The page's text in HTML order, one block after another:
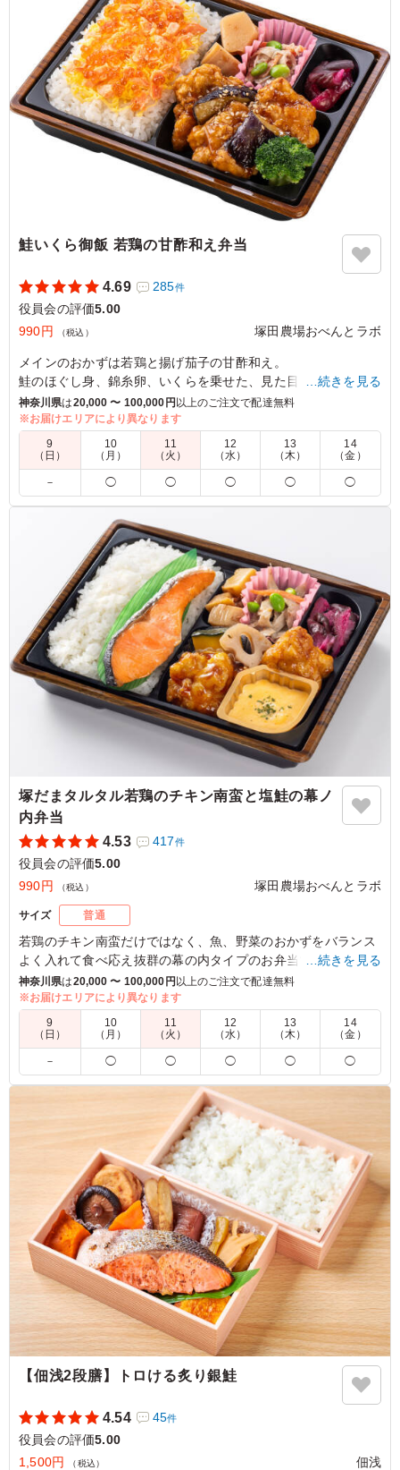
に、みなさん喜んでいました。 また食べたい！という気
持ちになるお弁当です！
ご利用シーン：会議・セミナー›役員会
千葉県市川市市川2026/05/25
鮭いくら御飯 若鶏の甘酢和え弁当
4.69 285件
役員会の評価5.00
990円
（税込） 塚田農場おべんとラボ
メインのおかずは若鶏と揚げ茄子の甘酢和え。
鮭のほぐし身、錦糸卵、いくらを乗せた、見た目も鮮やかな彩
りご飯を合わせました。
鮭の上品な塩味といくらのまろやかな香りが口いっぱいに広が
り、いくらのプチッとした食感もお楽しみいただけます。
ボリューム感がありながら、さっぱりとお召し上がりいただけ
る逸品に仕上がりました。
三和会
前回も美味しくいただきましたので 違うものを頼んでみ
ました 鮭とイクラは塩加減がちょうど良く 年寄りが多
いので良かったです 鶏肉は大きくていいのですかお茄子
が少し少なくかんじました
ご利用シーン：会議・セミナー›役員会
東京都大田区大森西2025/11/22
…続きを見る
神奈川県は20,000 〜 100,000円 以上のご注文で配達無料
※お届けエリアにより異なります
9
（日）
10
（月）
11
（火）
12
（水）
13
（木）
14
（金）
－ ◯ ◯ ◯ ◯ ◯
塚だまタルタル若鶏のチキン南蛮と塩鮭の幕ノ
内弁当
4.53
417件
役員会の評価5.00
990円
（税込） 塚田農場おべんとラボ
サイズ 普通
若鶏のチキン南蛮だけではなく、魚、野菜のおかずをバランス
よく入れて食べ応え抜群の幕の内タイプのお弁当です。
※本商品は当店のカジュアルブランド「つか弁」の商品です。
5.0 大久保キリスト教会
ボリュームたっぷり、味もよく、塚田農場さんのお弁当は
大満足でした。
会議・セミナー›役員会
東京都新宿区北新宿
2025/08/11
…続きを見る
神奈川県は20,000 〜 100,000円 以上のご注文で配達無料
※お届けエリアにより異なります
9
（日）
10
（月）
11
（火）
12
（水）
13
（木）
14
（金）
－ ◯ ◯ ◯ ◯ ◯
【佃浅2段膳】トロける炙り銀鮭
4.54 45件
役員会の評価5.00
1,500円
（税込） 佃浅